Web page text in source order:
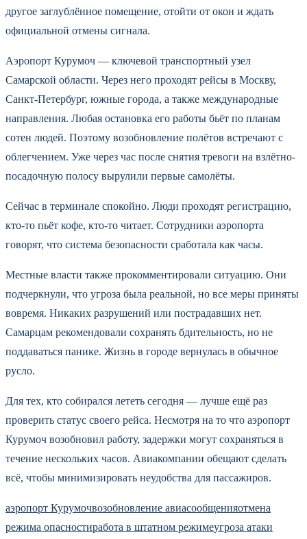
другое заглублённое помещение, отойти от окон и ждать
официальной отмены сигнала.
Аэропорт Курумоч — ключевой транспортный узел
Самарской области. Через него проходят рейсы в Москву,
Санкт-Петербург, южные города, а также международные
направления. Любая остановка его работы бьёт по планам
сотен людей. Поэтому возобновление полётов встречают с
облегчением. Уже через час после снятия тревоги на взлётно-
посадочную полосу вырулили первые самолёты.
Сейчас в терминале спокойно. Люди проходят регистрацию,
кто-то пьёт кофе, кто-то читает. Сотрудники аэропорта
говорят, что система безопасности сработала как часы.
Местные власти также прокомментировали ситуацию. Они
подчеркнули, что угроза была реальной, но все меры приняты
вовремя. Никаких разрушений или пострадавших нет.
Самарцам рекомендовали сохранять бдительность, но не
поддаваться панике. Жизнь в городе вернулась в обычное
русло.
Для тех, кто собирался лететь сегодня — лучше ещё раз
проверить статус своего рейса. Несмотря на то что аэропорт
Курумоч возобновил работу, задержки могут сохраняться в
течение нескольких часов. Авиакомпании обещают сделать
всё, чтобы минимизировать неудобства для пассажиров.
аэропорт Курумочвозобновление авиасообщенияотмена
режима опасностиработа в штатном режимеугроза атаки